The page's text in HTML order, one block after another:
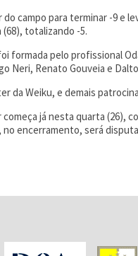
campo para terminar -9 e
totalizando -5.
formada pelo profissional
Neri, Renato Gouveia e
da Weiku, e demais
começa já nesta quarta (26),
no encerramento, será